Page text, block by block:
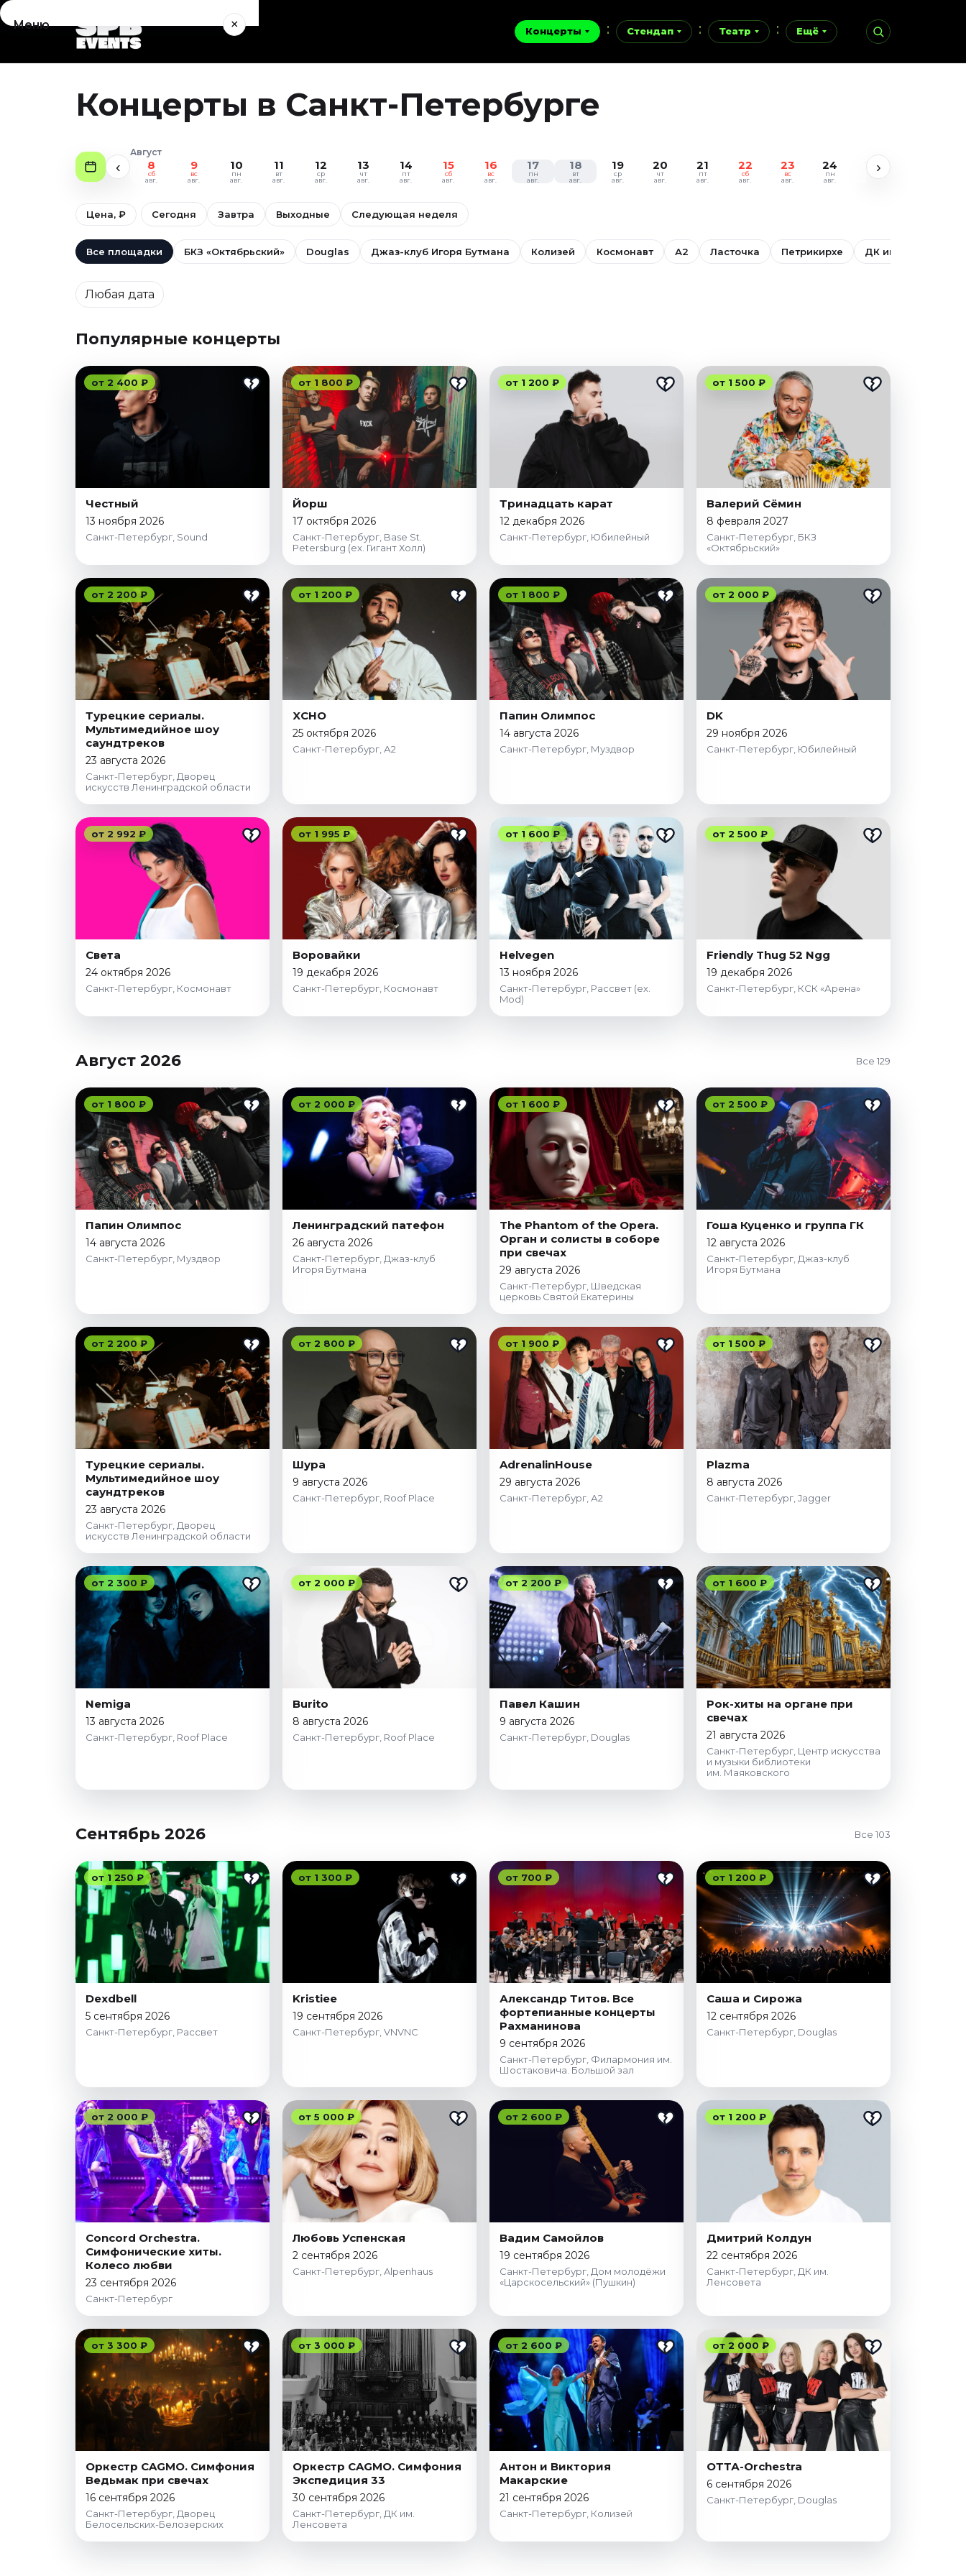
Концерты Стендап Театр Ещё
Меню ×
Концерты
Сентябрь 2026
Декабрь 2026
Январь 2027
Сентябрь 2026
Ноябрь 2026
Декабрь 2026
Август 2026
Декабрь 2026
Ноябрь 2026
Декабрь 2026
Сентябрь 2026
Декабрь 2026
Сентябрь 2026
Концерты в Санкт-Петербурге
‹
Август
8
сб
авг.
9
вс
авг.
10
пн
авг.
11
вт
авг.
12
ср
авг.
13
чт
авг.
14
пт
авг.
15
сб
авг.
16
вс
авг.
17
пн
авг.
18
вт
авг.
19
ср
авг.
20
чт
авг.
21
пт
авг.
22
сб
авг.
23
вс
авг.
24
пн
авг.
25
вт
авг.
›
Цена, ₽ Сегодня Завтра Выходные Следующая неделя
Все площадки БКЗ «Октябрьский» Douglas Джаз-клуб Игоря Бутмана Колизей Космонавт А2 Ласточка Петрикирхе ДК им. Ленсовета
Дата
Любая дата
Популярные концерты
от 2 400 ₽
Честный
13 ноября 2026
Санкт-Петербург, Sound
от 1 800 ₽
Йорш
17 октября 2026
Санкт-Петербург, Base St.
Petersburg (ex. Гигант Холл)
от 1 200 ₽
Тринадцать карат
12 декабря 2026
Санкт-Петербург, Юбилейный
от 1 500 ₽
Валерий Сёмин
8 февраля 2027
Санкт-Петербург, БКЗ
«Октябрьский»
от 2 200 ₽
Турецкие сериалы.
Мультимедийное шоу
саундтреков
23 августа 2026
Санкт-Петербург, Дворец
искусств Ленинградской области
от 1 200 ₽
XCHO
25 октября 2026
Санкт-Петербург, А2
от 1 800 ₽
Папин Олимпос
14 августа 2026
Санкт-Петербург, Муздвор
от 2 000 ₽
DK
29 ноября 2026
Санкт-Петербург, Юбилейный
от 2 992 ₽
Света
24 октября 2026
Санкт-Петербург, Космонавт
от 1 995 ₽
Воровайки
19 декабря 2026
Санкт-Петербург, Космонавт
от 1 600 ₽
Helvegen
13 ноября 2026
Санкт-Петербург, Рассвет (ex.
Mod)
от 2 500 ₽
Friendly Thug 52 Ngg
19 декабря 2026
Санкт-Петербург, КСК «Арена»
Август 2026 Все 129
от 1 800 ₽
Папин Олимпос
14 августа 2026
Санкт-Петербург, Муздвор
от 2 000 ₽
Ленинградский патефон
26 августа 2026
Санкт-Петербург, Джаз-клуб
Игоря Бутмана
от 1 600 ₽
The Phantom of the Opera.
Орган и солисты в соборе
при свечах
29 августа 2026
Санкт-Петербург, Шведская
церковь Святой Екатерины
от 2 500 ₽
Гоша Куценко и группа ГК
12 августа 2026
Санкт-Петербург, Джаз-клуб
Игоря Бутмана
от 2 200 ₽
Турецкие сериалы.
Мультимедийное шоу
саундтреков
23 августа 2026
Санкт-Петербург, Дворец
искусств Ленинградской области
от 2 800 ₽
Шура
9 августа 2026
Санкт-Петербург, Roof Place
от 1 900 ₽
AdrenalinHouse
29 августа 2026
Санкт-Петербург, А2
от 1 500 ₽
Plazma
8 августа 2026
Санкт-Петербург, Jagger
от 2 300 ₽
Nemiga
13 августа 2026
Санкт-Петербург, Roof Place
от 2 000 ₽
Burito
8 августа 2026
Санкт-Петербург, Roof Place
от 2 200 ₽
Павел Кашин
9 августа 2026
Санкт-Петербург, Douglas
от 1 600 ₽
Рок-хиты на органе при
свечах
21 августа 2026
Санкт-Петербург, Центр искусства
и музыки библиотеки
им. Маяковского
Сентябрь 2026 Все 103
от 1 250 ₽
Dexdbell
5 сентября 2026
Санкт-Петербург, Рассвет
от 1 300 ₽
Kristiee
19 сентября 2026
Санкт-Петербург, VNVNC
от 700 ₽
Александр Титов. Все
фортепианные концерты
Рахманинова
9 сентября 2026
Санкт-Петербург, Филармония им.
Шостаковича. Большой зал
от 1 200 ₽
Саша и Сирожа
12 сентября 2026
Санкт-Петербург, Douglas
от 2 000 ₽
Concord Orchestra.
Симфонические хиты.
Колесо любви
23 сентября 2026
Санкт-Петербург
от 5 000 ₽
Любовь Успенская
2 сентября 2026
Санкт-Петербург, Alpenhaus
от 2 600 ₽
Вадим Самойлов
19 сентября 2026
Санкт-Петербург, Дом молодёжи
«Царскосельский» (Пушкин)
от 1 200 ₽
Дмитрий Колдун
22 сентября 2026
Санкт-Петербург, ДК им.
Ленсовета
от 3 300 ₽
Оркестр CAGMO. Симфония
Ведьмак при свечах
16 сентября 2026
Санкт-Петербург, Дворец
Белосельских-Белозерских
от 3 000 ₽
Оркестр CAGMO. Симфония
Экспедиция 33
30 сентября 2026
Санкт-Петербург, ДК им.
Ленсовета
от 2 600 ₽
Антон и Виктория
Макарские
21 сентября 2026
Санкт-Петербург, Колизей
от 2 000 ₽
ОТТА-Orchestra
6 сентября 2026
Санкт-Петербург, Douglas